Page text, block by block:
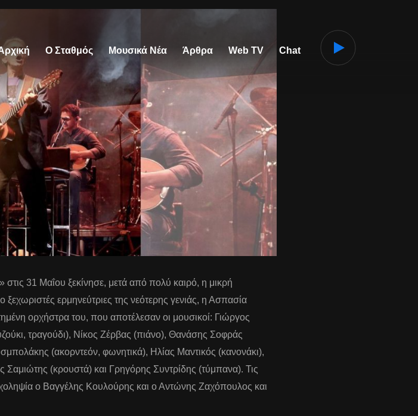
Ο Σταθμός Μουσικά Νέα Άρθρα Web TV Chat
31 Μαΐου ξεκίνησε, μετά από πολύ καιρό, η μικρή
ερμηνεύτριες της νεότερης γενιάς, η Ασπασία
ορχήστρα του, που αποτέλεσαν οι μουσικοί: Γιώργος
τραγούδι), Νίκος Ζέρβας (πιάνο), Θανάσης Σοφράς
(ακορντεόν, φωνητικά), Ηλίας Μαντικός (κανονάκι),
(κρουστά) και Γρηγόρης Συντρίδης (τύμπανα). Τις
ο Βαγγέλης Κουλούρης και ο Αντώνης Ζαχόπουλος και